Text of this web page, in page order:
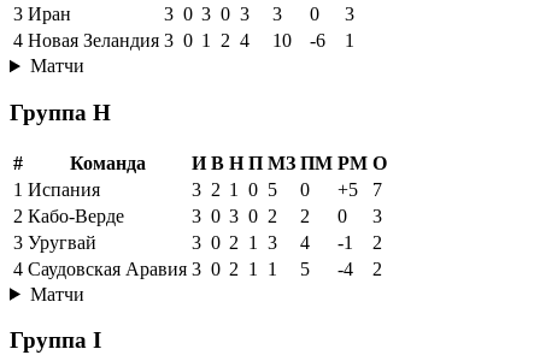
3 Иран 3 0 3 0 3 3 0
3
4 Новая Зеландия 3 0 1 2 4 10 -6
1
Матчи
Группа H
# Команда И В Н П МЗ ПМ РМ О
1 Испания 3 2 1 0 5 0 +5
7
2 Кабо-Верде 3 0 3 0 2 2 0
3
3 Уругвай 3 0 2 1 3 4 -1
2
4 Саудовская Аравия 3 0 2 1 1 5 -4
2
Матчи
Группа I